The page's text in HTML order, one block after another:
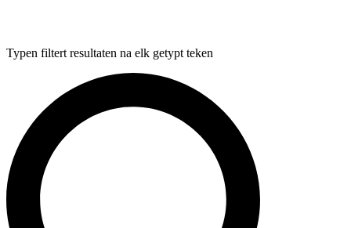
Typen filtert resultaten na elk getypt teken